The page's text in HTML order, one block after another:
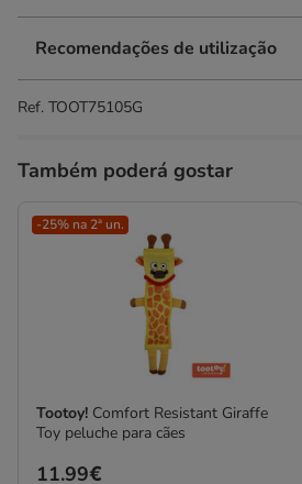
Recomendações de utilização
Ref. TOOT75105G
Também poderá gostar
-25% na 2ª un.
Tootoy! Comfort Resistant Giraffe
Toy peluche para cães
Preço
11.99€